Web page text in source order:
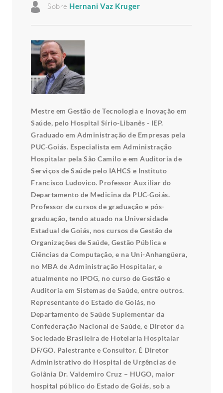
Sobre Hernani Vaz Kruger
Mestre em Gestão de Tecnologia e Inovação em
Saúde, pelo Hospital Sírio-Libanês - IEP.
Graduado em Administração de Empresas pela
PUC-Goiás. Especialista em Administração
Hospitalar pela São Camilo e em Auditoria de
Serviços de Saúde pelo IAHCS e Instituto
Francisco Ludovico. Professor Auxiliar do
Departamento de Medicina da PUC-Goiás.
Professor de cursos de graduação e pós-
graduação, tendo atuado na Universidade
Estadual de Goiás, nos cursos de Gestão de
Organizações de Saúde, Gestão Pública e
Ciências da Computação, e na Uni-Anhangüera,
no MBA de Administração Hospitalar, e
atualmente no IPOG, no curso de Gestão e
Auditoria em Sistemas de Saúde, entre outros.
Representante do Estado de Goiás, no
Departamento de Saúde Suplementar da
Confederação Nacional de Saúde, e Diretor da
Sociedade Brasileira de Hotelaria Hospitalar
DF/GO. Palestrante e Consultor. É Diretor
Administrativo do Hospital de Urgências de
Goiânia Dr. Valdemiro Cruz – HUGO, maior
hospital público do Estado de Goiás, sob a